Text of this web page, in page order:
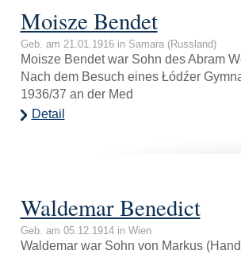
Moisze Bendet
Geb. am 21.01.1916 in Samara (Russland)
Moisze Bendet war Sohn des Abram
Nach dem Besuch eines Łódźer
1936/37 an der Med
Detail
Waldemar Benedict
Geb. am 05.12.1914 in Wien
Waldemar war Sohn von Markus